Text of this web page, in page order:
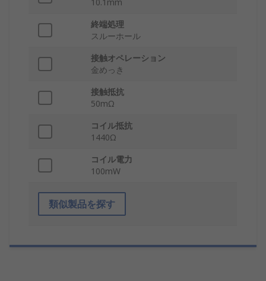
10.1mm
終端処理
スルーホール
接触オペレーション
金めっき
接触抵抗
50mΩ
コイル抵抗
1440Ω
コイル電力
100mW
類似製品を探す